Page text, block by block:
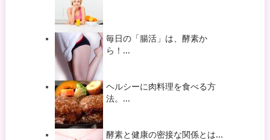
毎日の「腸活」は、酵素か
ら！...
ヘルシーに肉料理を食べる方
法。...
酵素と健康の密接な関係とは...